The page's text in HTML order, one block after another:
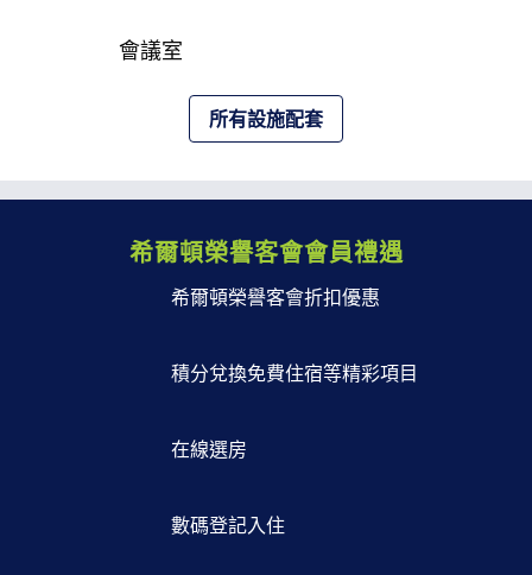
會議室
所有設施配套
希爾頓榮譽客會會員禮遇
希爾頓榮譽客會折扣優惠
積分兌換免費住宿等精彩項目
在線選房
數碼登記入住